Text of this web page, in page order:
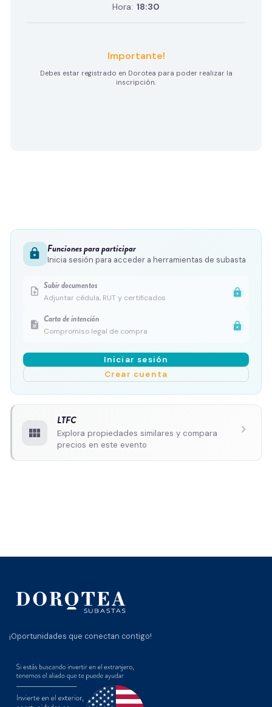
Hora: 18:30
Importante!
Debes estar registrado en Dorotea para poder realizar la
inscripción.
lock Funciones para participar
Inicia sesión para acceder a herramientas de subasta
upload_file Subir documentos
Adjuntar cédula, RUT y certificados
lock
description Carta de intención
Compromiso legal de compra
lock
Iniciar sesión
Crear cuenta
view_module
LTFC
Explora propiedades similares y compara
precios en este evento
chevron_right
¡Oportunidades que conectan contigo!